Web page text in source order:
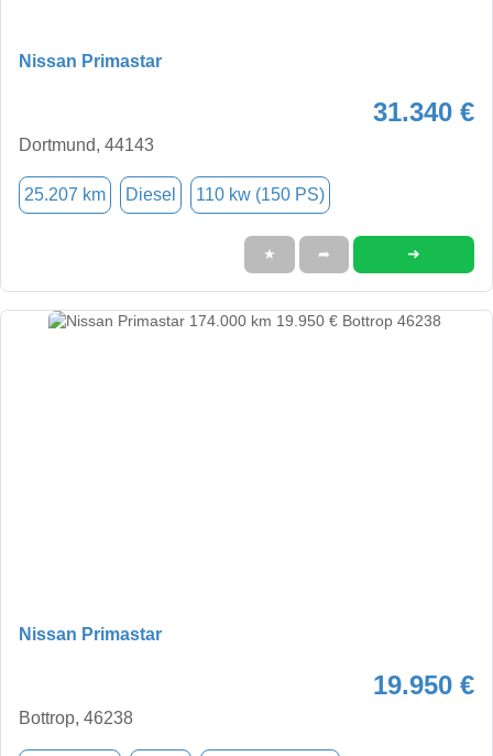
Nissan Primastar
31.340 €
Dortmund, 44143
25.207 km Diesel 110 kw (150 PS)
★ ➦ ➜
Nissan Primastar
19.950 €
Bottrop, 46238